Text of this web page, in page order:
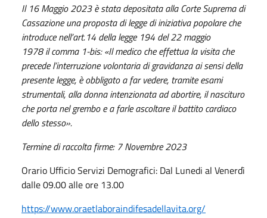
Il 16 Maggio 2023 è stata depositata alla Corte Suprema di
Cassazione una proposta di legge di iniziativa popolare che
introduce nell’art.14 della legge 194 del 22 maggio
1978 il comma 1-bis: «Il medico che effettua la visita che
precede l’interruzione volontaria di gravidanza ai sensi della
presente legge, è obbligato a far vedere, tramite esami
strumentali, alla donna intenzionata ad abortire, il nascituro
che porta nel grembo e a farle ascoltare il battito cardiaco
dello stesso».
Termine di raccolta firme: 7 Novembre 2023
Orario Ufficio Servizi Demografici: Dal Lunedi al Venerdì
dalle 09.00 alle ore 13.00
https://www.oraetlaboraindifesadellavita.org/